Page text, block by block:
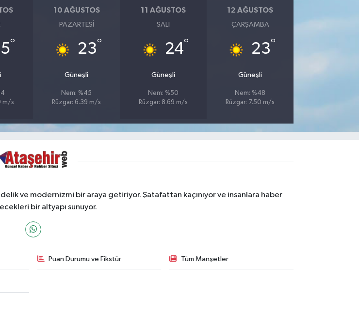
°
m/s
10 AĞUSTOS
PAZARTESI
23°
Güneşli
Nem: %45
Rüzgar: 6.39 m/s
11 AĞUSTOS
SALI
24°
Güneşli
Nem: %50
Rüzgar: 8.69 m/s
12 AĞUSTOS
ÇARŞAMBA
23°
Güneşli
Nem: %48
Rüzgar: 7.50 m/s
ve modernizmi bir araya getiriyor. Şatafattan kaçınıyor ve insanlara haber
bir altyapı sunuyor.
Puan Durumu ve Fikstür Tüm Manşetler